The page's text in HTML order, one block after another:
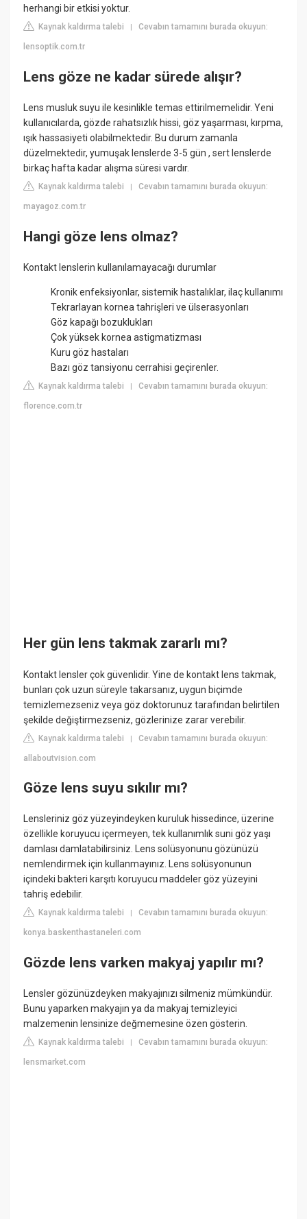
herhangi bir etkisi yoktur.
Kaynak kaldırma talebi |Cevabın tamamını burada okuyun:
lensoptik.com.tr
Lens göze ne kadar sürede alışır?
Lens musluk suyu ile kesinlikle temas ettirilmemelidir. Yeni
kullanıcılarda, gözde rahatsızlık hissi, göz yaşarması, kırpma,
ışık hassasiyeti olabilmektedir. Bu durum zamanla
düzelmektedir, yumuşak lenslerde 3-5 gün , sert lenslerde
birkaç hafta kadar alışma süresi vardır.
Kaynak kaldırma talebi |Cevabın tamamını burada okuyun:
mayagoz.com.tr
Hangi göze lens olmaz?
Kontakt lenslerin kullanılamayacağı durumlar
Kronik enfeksiyonlar, sistemik hastalıklar, ilaç kullanımı
Tekrarlayan kornea tahrişleri ve ülserasyonları
Göz kapağı bozuklukları
Çok yüksek kornea astigmatizması
Kuru göz hastaları
Bazı göz tansiyonu cerrahisi geçirenler.
Kaynak kaldırma talebi |Cevabın tamamını burada okuyun:
florence.com.tr
Her gün lens takmak zararlı mı?
Kontakt lensler çok güvenlidir. Yine de kontakt lens takmak,
bunları çok uzun süreyle takarsanız, uygun biçimde
temizlemezseniz veya göz doktorunuz tarafından belirtilen
şekilde değiştirmezseniz, gözlerinize zarar verebilir.
Kaynak kaldırma talebi |Cevabın tamamını burada okuyun:
allaboutvision.com
Göze lens suyu sıkılır mı?
Lensleriniz göz yüzeyindeyken kuruluk hissedince, üzerine
özellikle koruyucu içermeyen, tek kullanımlık suni göz yaşı
damlası damlatabilirsiniz. Lens solüsyonunu gözünüzü
nemlendirmek için kullanmayınız. Lens solüsyonunun
içindeki bakteri karşıtı koruyucu maddeler göz yüzeyini
tahriş edebilir.
Kaynak kaldırma talebi |Cevabın tamamını burada okuyun:
konya.baskenthastaneleri.com
Gözde lens varken makyaj yapılır mı?
Lensler gözünüzdeyken makyajınızı silmeniz mümkündür.
Bunu yaparken makyajın ya da makyaj temizleyici
malzemenin lensinize değmemesine özen gösterin.
Kaynak kaldırma talebi |Cevabın tamamını burada okuyun:
lensmarket.com